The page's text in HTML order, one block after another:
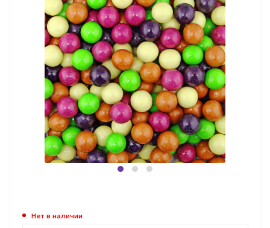
Нет в наличии